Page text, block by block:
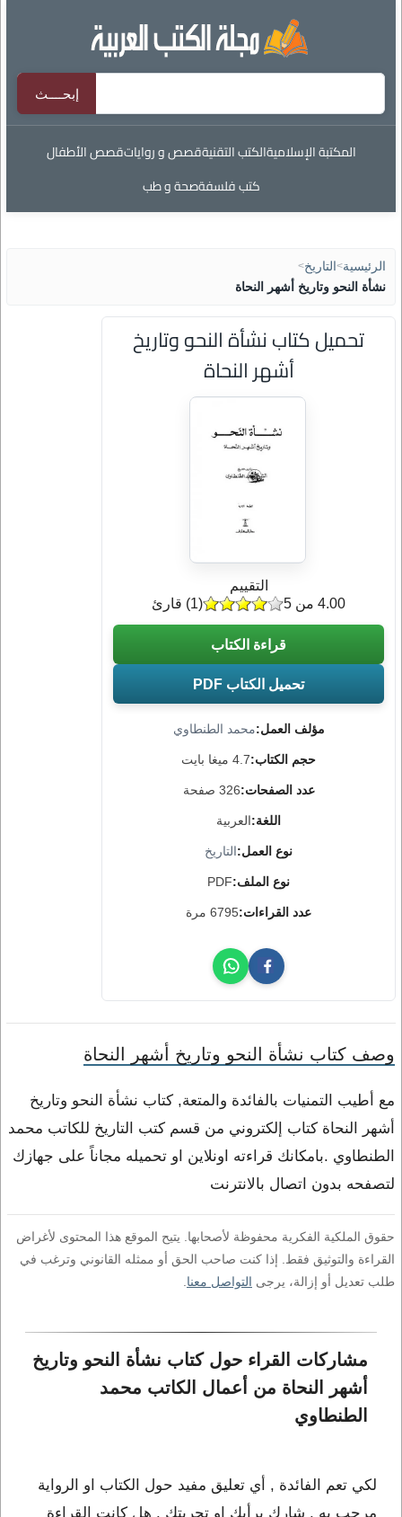
المكتبة الإسلاميةالكتب التقنيةقصص و رواياتقصص الأطفال
كتب فلسفةصحة و طب
الرئيسية> التاريخ>
نشأة النحو وتاريخ أشهر النحاة
تحميل كتاب نشأة النحو وتاريخ
أشهر النحاة
مؤلف العمل:محمد الطنطاوي
حجم الكتاب:4.7 ميغا بايت
عدد الصفحات:326 صفحة
اللغة:العربية
نوع العمل:التاريخ
نوع الملف:PDF
عدد القراءات:6795 مرة
التقييم
(
1) قارئ 4.00 من 5
قراءة الكتاب
تحميل الكتاب PDF
وصف كتاب نشأة النحو وتاريخ أشهر النحاة
مع أطيب التمنيات بالفائدة والمتعة, كتاب نشأة النحو وتاريخ
أشهر النحاة كتاب إلكتروني من قسم كتب التاريخ للكاتب محمد
الطنطاوي .بامكانك قراءته اونلاين او تحميله مجاناً على جهازك
لتصفحه بدون اتصال بالانترنت
حقوق الملكية الفكرية محفوظة لأصحابها. يتيح الموقع هذا المحتوى لأغراض
القراءة والتوثيق فقط. إذا كنت صاحب الحق أو ممثله القانوني وترغب في
طلب تعديل أو إزالة، يرجى التواصل معنا
مشاركات القراء حول كتاب نشأة النحو وتاريخ
أشهر النحاة من أعمال الكاتب محمد
الطنطاوي
لكي تعم الفائدة , أي تعليق مفيد حول الكتاب او الرواية
مرحب به , شارك برأيك او تجربتك , هل كانت القراءة